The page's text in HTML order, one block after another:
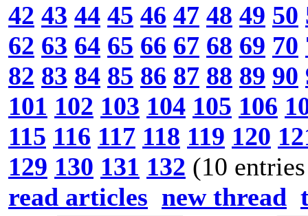
42 43 44 45 46 47 48 49 50
62 63 64 65 66 67 68 69 70
82 83 84 85 86 87 88 89 90
101 102 103 104 105 106
115 116 117 118 119 120
129 130 131 132 (10
read articles new thread